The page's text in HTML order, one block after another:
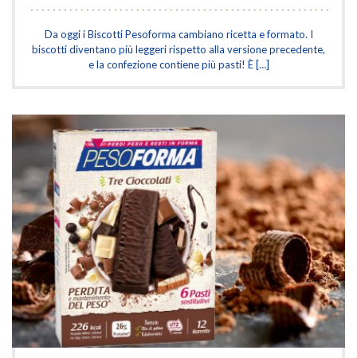
Da oggi i Biscotti Pesoforma cambiano ricetta e formato. I
biscotti diventano più leggeri rispetto alla versione precedente,
e la confezione contiene più pasti! È […]